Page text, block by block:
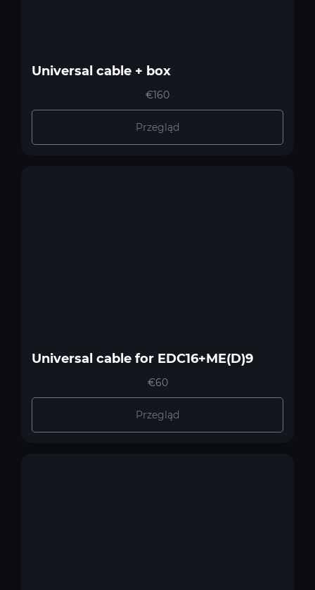
Universal cable + box
€160
Przegląd
Universal cable for EDC16+ME(D)9
€60
Przegląd